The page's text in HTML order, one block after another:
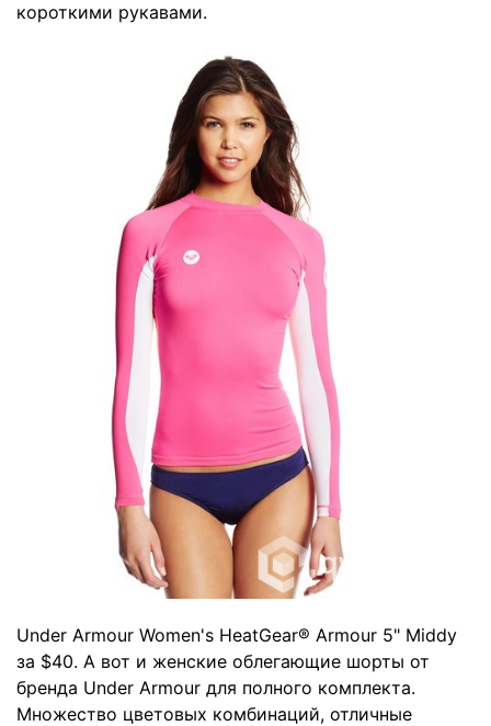
короткими рукавами.
Under Armour Women's HeatGear® Armour 5" Middy
за $40. А вот и женские облегающие шорты от
бренда Under Armour для полного комплекта.
Множество цветовых комбинаций, отличные